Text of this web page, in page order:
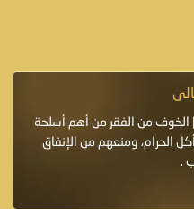
يعِدُكم الفقر﴾[البقرة:٢٦٨] الخوف من الفقر من أهم أسلحة
الحرام، ومنعهم من الإنفاق
.